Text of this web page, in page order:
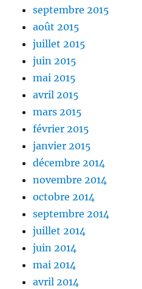
septembre 2015
août 2015
juillet 2015
juin 2015
mai 2015
avril 2015
mars 2015
février 2015
janvier 2015
décembre 2014
novembre 2014
octobre 2014
septembre 2014
juillet 2014
juin 2014
mai 2014
avril 2014